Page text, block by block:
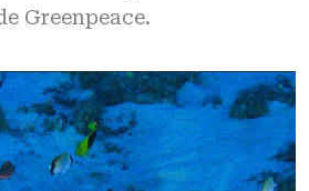
Greenpeace.